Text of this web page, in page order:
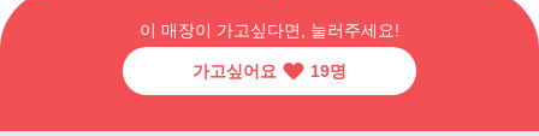
이 매장이 가고싶다면, 눌러주세요!
가고싶어요 19명